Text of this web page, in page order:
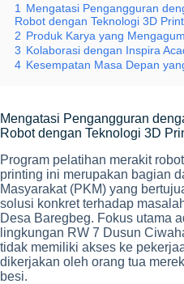
1
Mengatasi Pengangguran
Robot dengan Teknologi 3D
2 Produk Karya yang
3 Kolaborasi dengan Inspira
4 Kesempatan Masa Depan
Mengatasi Pengangguran
Robot dengan Teknologi 3D
Program pelatihan merakit
printing ini merupakan bagian
Masyarakat (PKM) yang
solusi konkret terhadap
Desa Baregbeg. Fokus utama
lingkungan RW 7 Dusun
tidak memiliki akses ke
dikerjakan oleh orang tua
besi.